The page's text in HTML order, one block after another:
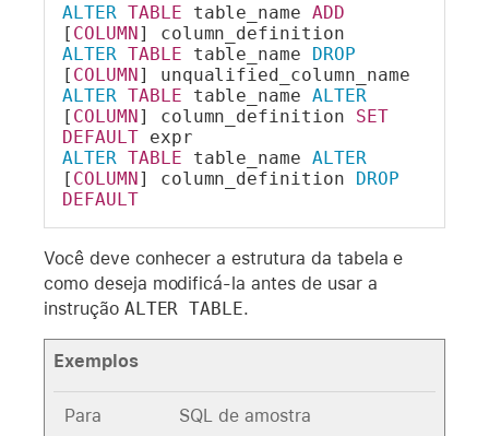
ALTER TABLE table_name ADD
[ COLUMN] column_definition
ALTER TABLE table_name DROP
[ COLUMN] unqualified_column_name
ALTER TABLE table_name ALTER
[ COLUMN] column_definition SET
DEFAULT expr
ALTER TABLE table_name ALTER
[ COLUMN] column_definition DROP
DEFAULT
Você deve conhecer a estrutura da tabela e
como deseja modificá-la antes de usar a
instrução ALTER TABLE.
Exemplos
Para SQL de amostra